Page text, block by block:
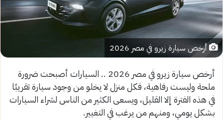
أرخص سيارة زيرو في مصر 2026
أرخص سيارة زيرو في مصر 2026 .. السيارات أصبحت ضرورة
ملحة وليست رفاهية، فكل منزل لا يخلو من وجود سيارة تقريبًا
في هذه الفترة إلا القليل، ويسعى الكثير من الناس لشراء السيارات
بشكل يومي، ومنهم من يرغب في التغيير.